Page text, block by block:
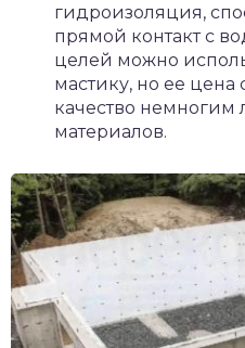
гидроизоляция,
прямой контакт с
целей можно
мастику, но ее
качество немногим
материалов.